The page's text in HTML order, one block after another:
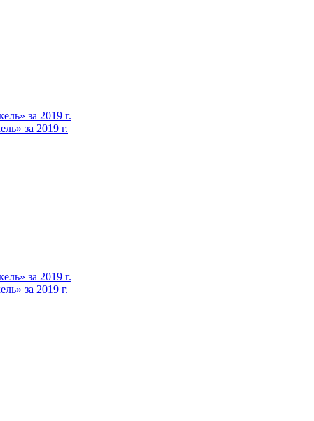
за 2019 г.
за 2019 г.
за 2019 г.
за 2019 г.